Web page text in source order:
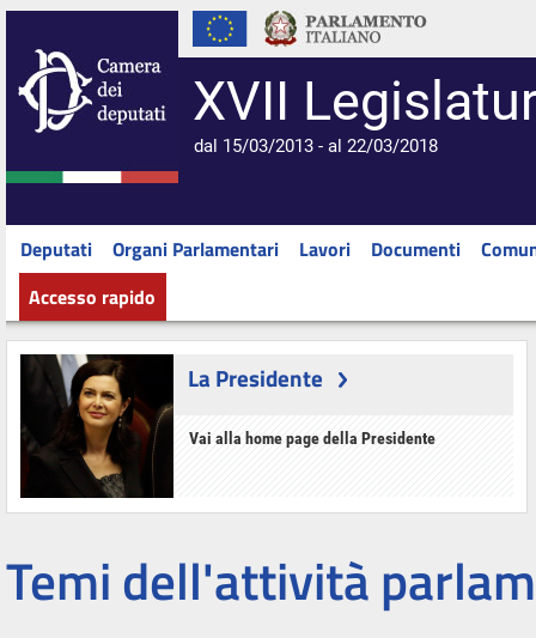
XVII
dal 15/03/2013 - al 22/03/2018
Deputati Organi Parlamentari Lavori Documenti
Accesso rapido
La Presidente
Vai alla home page della Presidente
Temi dell'attività